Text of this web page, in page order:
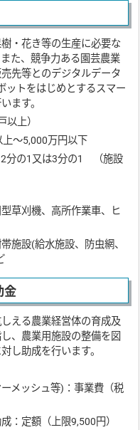
・花き等の生産に必要な
た、競争力ある園芸農業
先等とのデジタルデータ
トをはじめとするスマー
ます。
以上）
～5,000万円以下
2分の1又は3分の1 （施設
刈機、高所作業車、ヒ
(給水施設、防虫網、
金
える農業経営体の育成及
、農業用施設の整備を図
し助成を行います。
メッシュ等)：事業費（税
成：定額（上限9,500円）